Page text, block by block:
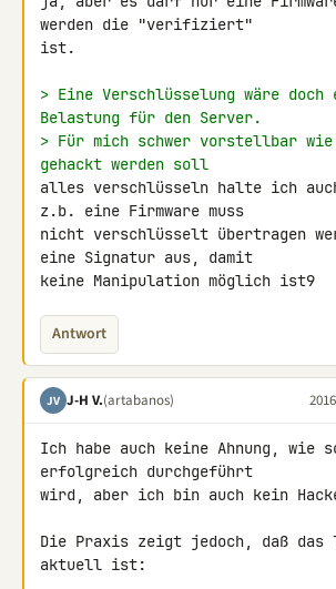
werden die "verifiziert"
ist.
> Eine Verschlüsselung wäre doch
Belastung für den Server.
> Für mich schwer vorstellbar wie
gehackt werden soll
alles verschlüsseln halte ich
z.b. eine Firmware muss
nicht verschlüsselt übertragen
eine Signatur aus, damit
keine Manipulation möglich ist9
Antwort
JV J-H V.(artabanos)
Ich habe auch keine Ahnung, wie
erfolgreich durchgeführt
wird, aber ich bin auch kein
Die Praxis zeigt jedoch, daß das
aktuell ist: